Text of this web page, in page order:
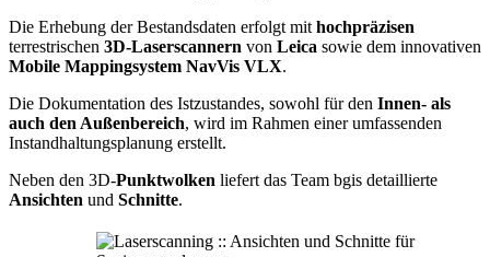
Die Erhebung der Bestandsdaten erfolgt mit hochpräzisen
terrestrischen 3D-Laserscannern von Leica sowie dem innovativen
Mobile Mappingsystem NavVis VLX.
Die Dokumentation des Istzustandes, sowohl für den Innen- als
auch den Außenbereich, wird im Rahmen einer umfassenden
Instandhaltungsplanung erstellt.
Neben den 3D-Punktwolken liefert das Team bgis detaillierte
Ansichten und Schnitte.